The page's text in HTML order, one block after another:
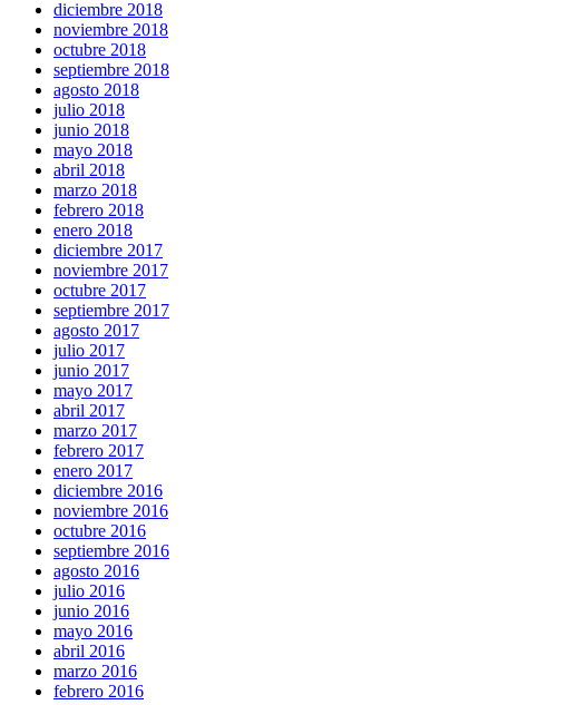
diciembre 2018
noviembre 2018
octubre 2018
septiembre 2018
agosto 2018
julio 2018
junio 2018
mayo 2018
abril 2018
marzo 2018
febrero 2018
enero 2018
diciembre 2017
noviembre 2017
octubre 2017
septiembre 2017
agosto 2017
julio 2017
junio 2017
mayo 2017
abril 2017
marzo 2017
febrero 2017
enero 2017
diciembre 2016
noviembre 2016
octubre 2016
septiembre 2016
agosto 2016
julio 2016
junio 2016
mayo 2016
abril 2016
marzo 2016
febrero 2016